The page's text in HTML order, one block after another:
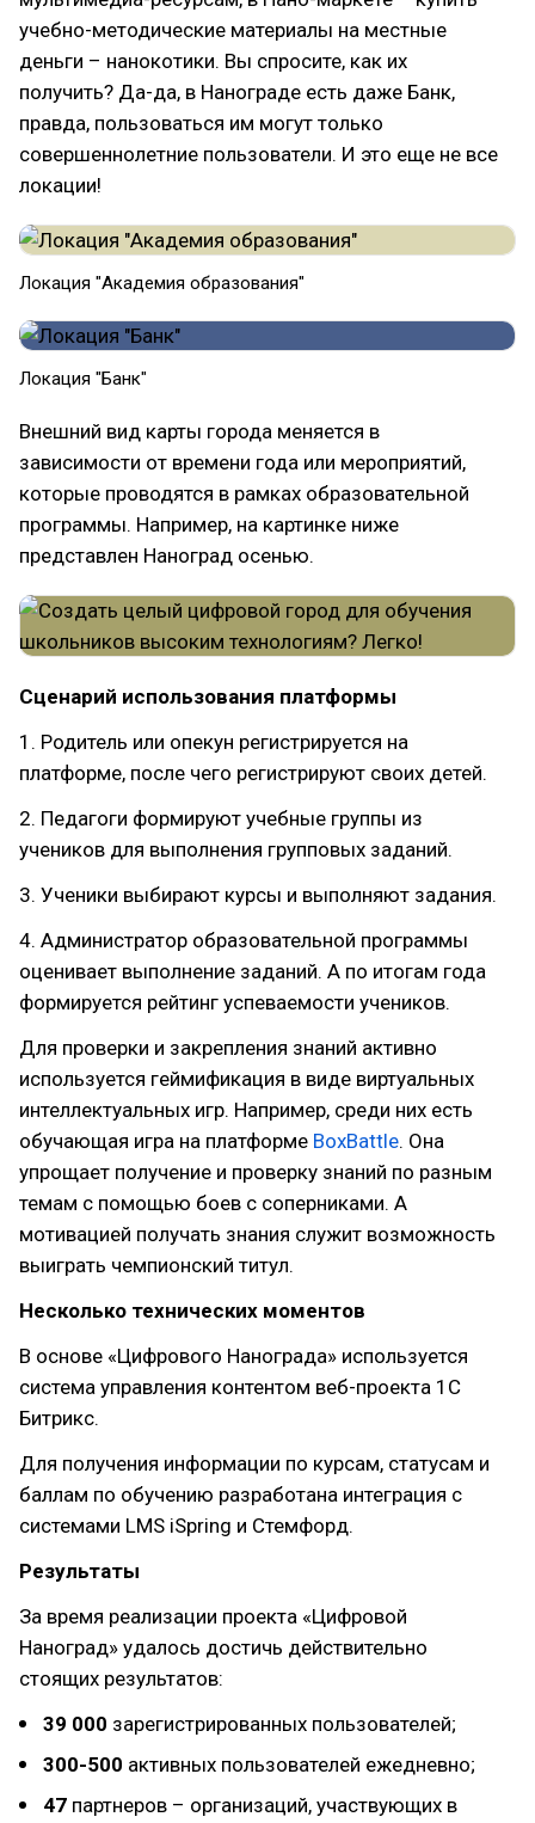
учебно-методические материалы на местные
деньги – нанокотики. Вы спросите, как их
получить? Да-да, в Нанограде есть даже Банк,
правда, пользоваться им могут только
совершеннолетние пользователи. И это еще не все
локации!
Локация "Академия образования"
Локация "Банк"
Внешний вид карты города меняется в
зависимости от времени года или мероприятий,
которые проводятся в рамках образовательной
программы. Например, на картинке ниже
представлен Наноград осенью.
Сценарий использования платформы
1. Родитель или опекун регистрируется на
платформе, после чего регистрируют своих детей.
2. Педагоги формируют учебные группы из
учеников для выполнения групповых заданий.
3. Ученики выбирают курсы и выполняют задания.
4. Администратор образовательной программы
оценивает выполнение заданий. А по итогам года
формируется рейтинг успеваемости учеников.
Для проверки и закрепления знаний активно
используется геймификация в виде виртуальных
интеллектуальных игр. Например, среди них есть
обучающая игра на платформе BoxBattle. Она
упрощает получение и проверку знаний по разным
темам с помощью боев с соперниками. А
мотивацией получать знания служит возможность
выиграть чемпионский титул.
Несколько технических моментов
В основе «Цифрового Нанограда» используется
система управления контентом веб-проекта 1С
Битрикс.
Для получения информации по курсам, статусам и
баллам по обучению разработана интеграция с
системами LMS iSpring и Стемфорд.
Результаты
За время реализации проекта «Цифровой
Наноград» удалось достичь действительно
стоящих результатов:
39 000 зарегистрированных пользователей;
300-500 активных пользователей ежедневно;
47 партнеров – организаций, участвующих в